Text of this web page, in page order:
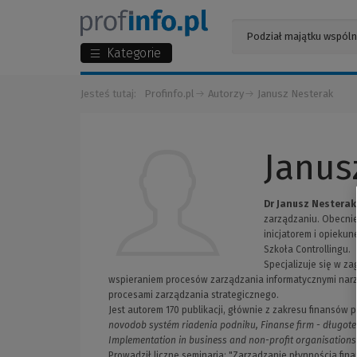
Kategorie
Jesteś tutaj: Profinfo.pl Autorzy Janusz Nesterak
Dr Janusz Nesterak,
zarządzaniu.
inicjatorem i
Szkoła Controllingu.
Specjalizuje się w
wspieraniem procesów zarządzania informatycznymi
procesami zarządzania strategicznego.
Jest autorem 170 publikacji, głównie z zakresu
novodob systém riadenia podniku, Finanse firm -
Implementation in business and non-profit organisations.